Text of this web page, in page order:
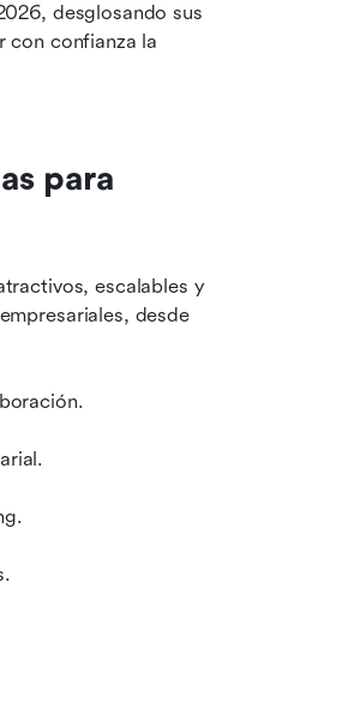
desglosando sus
con confianza la
para
escalables y
desde